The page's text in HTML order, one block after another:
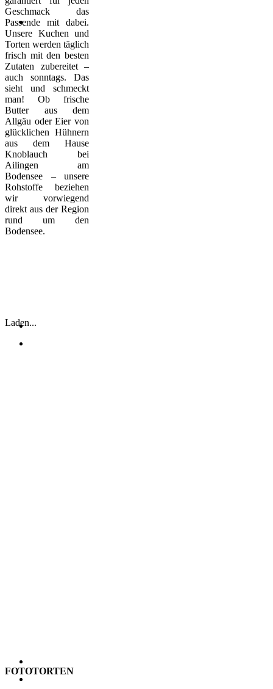
Geschmack das
Passende mit dabei.
Unsere Kuchen und
Torten werden täglich
frisch mit den besten
Zutaten zubereitet –
auch sonntags. Das
sieht und schmeckt
man! Ob frische
Butter aus dem
Allgäu oder Eier von
glücklichen Hühnern
aus dem Hause
Knoblauch bei
Ailingen am
Bodensee – unsere
Rohstoffe beziehen
wir vorwiegend
direkt aus der Region
rund um den
Bodensee.
Laden...
FOTOTORTEN